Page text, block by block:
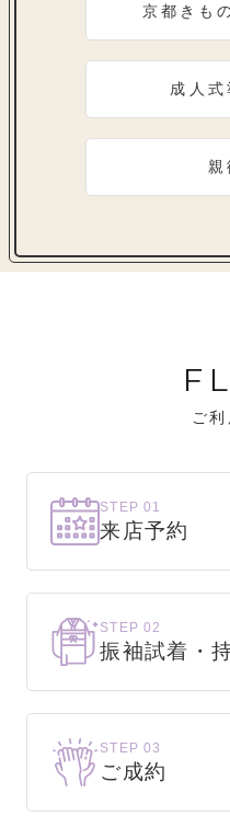
京都きも
成人式
親
ご
STEP 01
来店予約
まずはお気軽にご来
STEP 02
振袖試着・
お気に入りの振袖が
試着できます。
STEP 03
ご成約